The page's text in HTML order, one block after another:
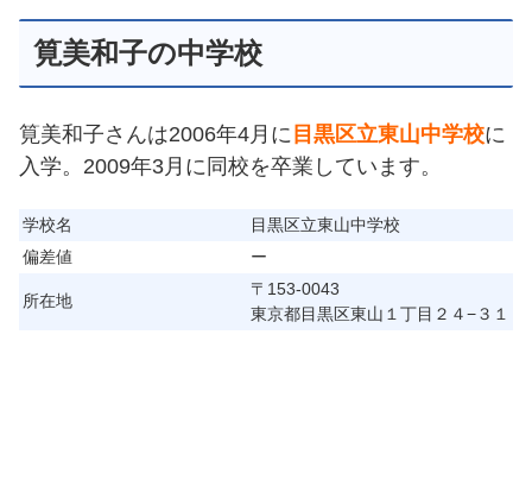
筧美和子の中学校
筧美和子さんは2006年4月に 目黒区立東山中学校に
入学。2009年3月に同校を卒業しています。
学校名
目黒区立東山中学校
偏差値
ー
所在地
〒153-0043
東京都目黒区東山１丁目２４−３１